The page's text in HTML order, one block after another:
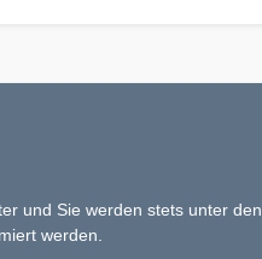
und Sie werden stets unter den
werden.